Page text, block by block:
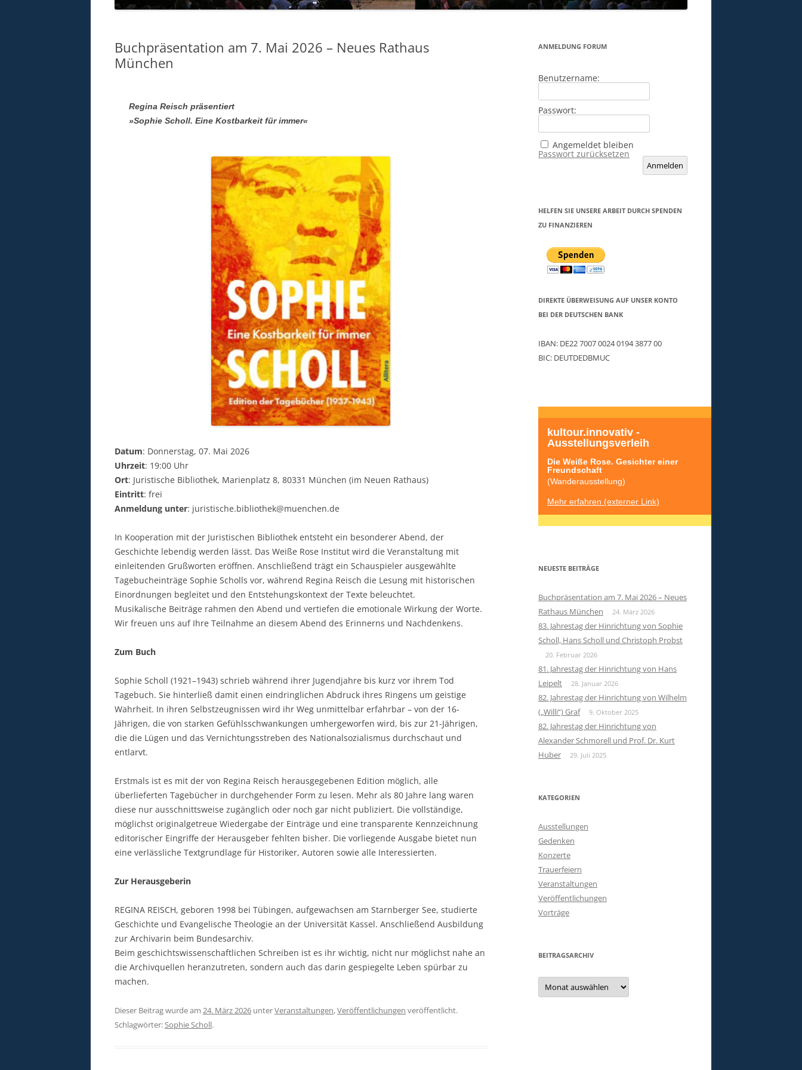
Buchpräsentation am 7. Mai 2026 – Neues Rathaus
München
Regina Reisch präsentiert
»Sophie Scholl. Eine Kostbarkeit für immer«
Datum: Donnerstag, 07. Mai 2026
Uhrzeit: 19:00 Uhr
Ort: Juristische Bibliothek, Marienplatz 8, 80331 München (im Neuen Rathaus)
Eintritt: frei
Anmeldung unter: juristische.bibliothek@muenchen.de
In Kooperation mit der Juristischen Bibliothek entsteht ein besonderer Abend, der
Geschichte lebendig werden lässt. Das Weiße Rose Institut wird die Veranstaltung mit
einleitenden Grußworten eröffnen. Anschließend trägt ein Schauspieler ausgewählte
Tagebucheinträge Sophie Scholls vor, während Regina Reisch die Lesung mit historischen
Einordnungen begleitet und den Entstehungskontext der Texte beleuchtet.
Musikalische Beiträge rahmen den Abend und vertiefen die emotionale Wirkung der Worte.
Wir freuen uns auf Ihre Teilnahme an diesem Abend des Erinnerns und Nachdenkens.
Zum Buch
Sophie Scholl (1921–1943) schrieb während ihrer Jugendjahre bis kurz vor ihrem Tod
Tagebuch. Sie hinterließ damit einen eindringlichen Abdruck ihres Ringens um geistige
Wahrheit. In ihren Selbstzeugnissen wird ihr Weg unmittelbar erfahrbar – von der 16-
Jährigen, die von starken Gefühlsschwankungen umhergeworfen wird, bis zur 21-Jährigen,
die die Lügen und das Vernichtungsstreben des Nationalsozialismus durchschaut und
entlarvt.
Erstmals ist es mit der von Regina Reisch herausgegebenen Edition möglich, alle
überlieferten Tagebücher in durchgehender Form zu lesen. Mehr als 80 Jahre lang waren
diese nur ausschnittsweise zugänglich oder noch gar nicht publiziert. Die vollständige,
möglichst originalgetreue Wiedergabe der Einträge und eine transparente Kennzeichnung
editorischer Eingriffe der Herausgeber fehlten bisher. Die vorliegende Ausgabe bietet nun
eine verlässliche Textgrundlage für Historiker, Autoren sowie alle Interessierten.
Zur Herausgeberin
REGINA REISCH, geboren 1998 bei Tübingen, aufgewachsen am Starnberger See, studierte
Geschichte und Evangelische Theologie an der Universität Kassel. Anschließend Ausbildung
zur Archivarin beim Bundesarchiv.
Beim geschichtswissenschaftlichen Schreiben ist es ihr wichtig, nicht nur möglichst nahe an
die Archivquellen heranzutreten, sondern auch das darin gespiegelte Leben spürbar zu
machen.
Dieser Beitrag wurde am 24. März 2026 unterVeranstaltungen,Veröffentlichungen veröffentlicht.
Schlagwörter:Sophie Scholl.
ANMELDUNG FORUM
Benutzername:
Passwort:
Angemeldet bleiben
Anmelden
Passwort zurücksetzen
HELFEN SIE UNSERE ARBEIT DURCH SPENDEN
ZU FINANZIEREN
DIREKTE ÜBERWEISUNG AUF UNSER KONTO
BEI DER DEUTSCHEN BANK
IBAN: DE22 7007 0024 0194 3877 00
BIC: DEUTDEDBMUC
kultour.innovativ -
Ausstellungsverleih
Die Weiße Rose. Gesichter einer
Freundschaft
(Wanderausstellung)
Mehr erfahren (externer Link)
NEUESTE BEITRÄGE
Buchpräsentation am 7. Mai 2026 – Neues
Rathaus München
24. März 2026
83. Jahrestag der Hinrichtung von Sophie
Scholl, Hans Scholl und Christoph Probst
20. Februar 2026
81. Jahrestag der Hinrichtung von Hans
Leipelt
28. Januar 2026
82. Jahrestag der Hinrichtung von Wilhelm
(„Willi“) Graf
9. Oktober 2025
82. Jahrestag der Hinrichtung von
Alexander Schmorell und Prof. Dr. Kurt
Huber
29. Juli 2025
KATEGORIEN
Ausstellungen
Gedenken
Konzerte
Trauerfeiern
Veranstaltungen
Veröffentlichungen
Vorträge
BEITRAGSARCHIV
Beitragsarchiv